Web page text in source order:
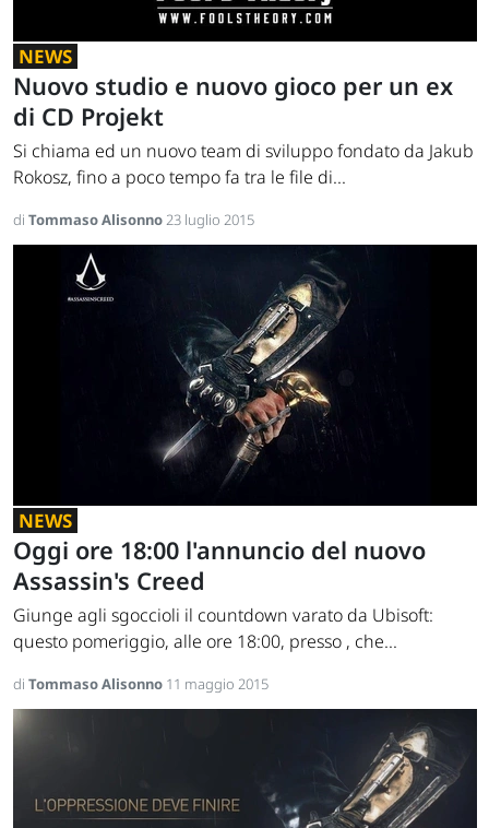
NEWS
Nuovo studio e nuovo gioco per un ex
di CD Projekt
Si chiama ed un nuovo team di sviluppo fondato da Jakub
Rokosz, fino a poco tempo fa tra le file di...
di Tommaso Alisonno23 luglio 2015
NEWS
Oggi ore 18:00 l'annuncio del nuovo
Assassin's Creed
Giunge agli sgoccioli il countdown varato da Ubisoft:
questo pomeriggio, alle ore 18:00, presso , che...
di Tommaso Alisonno 11 maggio 2015